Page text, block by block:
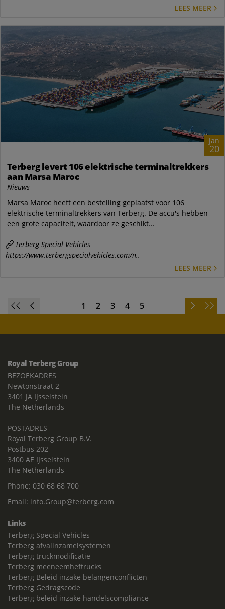
LEES MEER
jan
20
Terberg levert 106 elektrische terminaltrekkers
aan Marsa Maroc
Nieuws
Marsa Maroc heeft een bestelling geplaatst voor 106
elektrische terminaltrekkers van Terberg. De accu's hebben
een grote capaciteit, waardoor ze geschikt...
Terberg Special Vehicles
https://www.terbergspecialvehicles.com/n..
LEES MEER
1 2 3 4 5
Royal Terberg Group
BEZOEKADRES
Newtonstraat 2
3401 JA IJsselstein
The Netherlands
POSTADRES
Royal Terberg Group B.V.
Postbus 202
3400 AE IJsselstein
The Netherlands
Phone: 030 68 68 700
Email: info.Group@terberg.com
Links
Terberg Special Vehicles
Terberg afvalinzamelsystemen
Terberg truckmodificatie
Terberg meeneemheftrucks
Terberg Beleid inzake belangenconflicten
Terberg Gedragscode
Terberg beleid inzake handelscompliance